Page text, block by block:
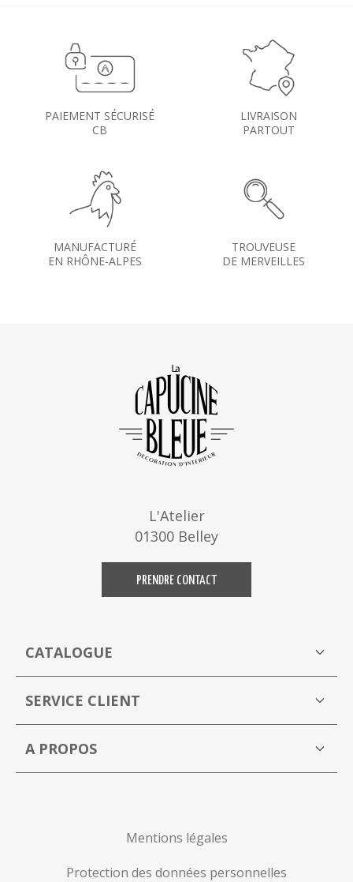
PAIEMENT SÉCURISÉ
CB
LIVRAISON
PARTOUT
MANUFACTURÉ
EN RHÔNE-ALPES
TROUVEUSE
DE MERVEILLES
CATALOGUE
Boutique
SERVICE CLIENT
Mon compte
A PROPOS
L'Atelier
01300 Belley
PRENDRE CONTACT
Mentions légales
Protection des données personnelles